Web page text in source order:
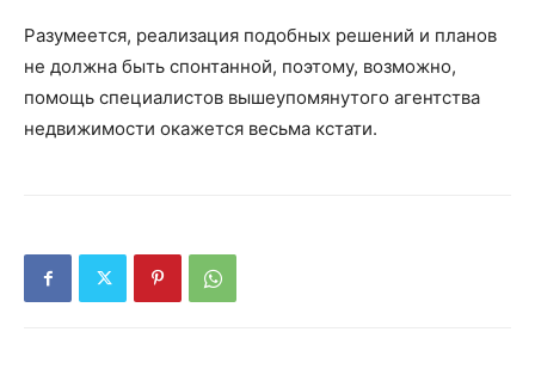
Разумеется, реализация подобных решений и планов
не должна быть спонтанной, поэтому, возможно,
помощь специалистов вышеупомянутого агентства
недвижимости окажется весьма кстати.